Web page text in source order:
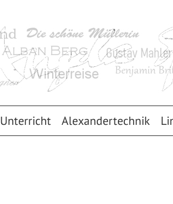
Unterricht Alexandertechnik